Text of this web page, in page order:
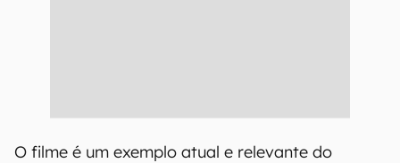
O filme é um exemplo atual e relevante do